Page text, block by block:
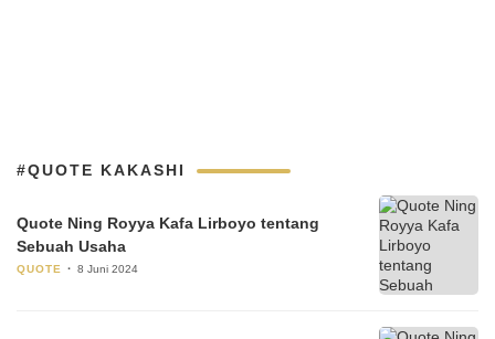
#QUOTE KAKASHI
Quote Ning Royya Kafa Lirboyo tentang
Sebuah Usaha
QUOTE 8 Juni 2024